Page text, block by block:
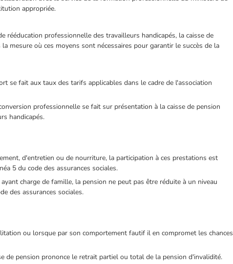
appropriée.
professionnelle des travailleurs handicapés, la caisse de
mesure où ces moyens sont nécessaires pour garantir le succès de la
se fait aux taux des tarifs applicables dans le cadre de l'association
professionnelle se fait sur présentation à la caisse de pension
handicapés.
d'entretien ou de nourriture, la participation à ces prestations est
5 du code des assurances sociales.
charge de famille, la pension ne peut pas être réduite à un niveau
des assurances sociales.
ou lorsque par son comportement fautif il en compromet les chances
de pension prononce le retrait partiel ou total de la pension d'invalidité.